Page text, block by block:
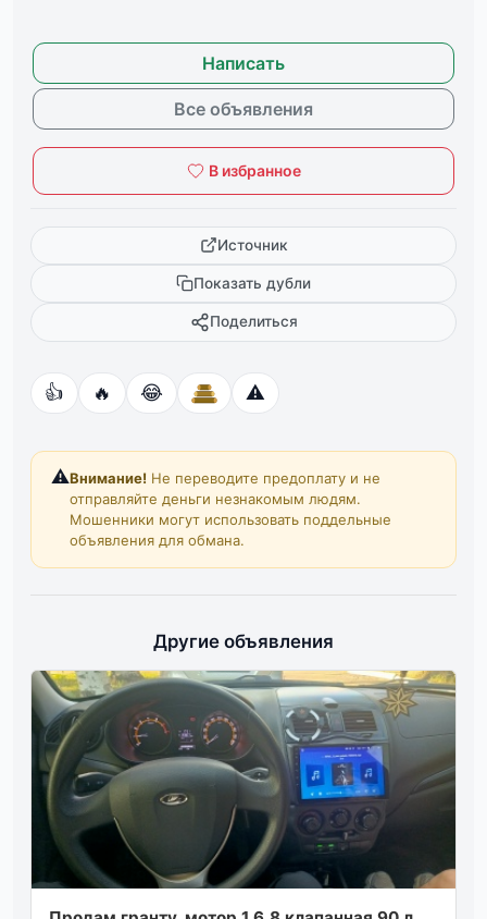
Написать
Все объявления
В избранное
Источник
Показать дубли
Поделиться
👍 🔥 😂 ⚠️
⚠️Внимание! Не переводите предоплату и не
отправляйте деньги незнакомым людям.
Мошенники могут использовать поддельные
объявления для обмана.
Другие объявления